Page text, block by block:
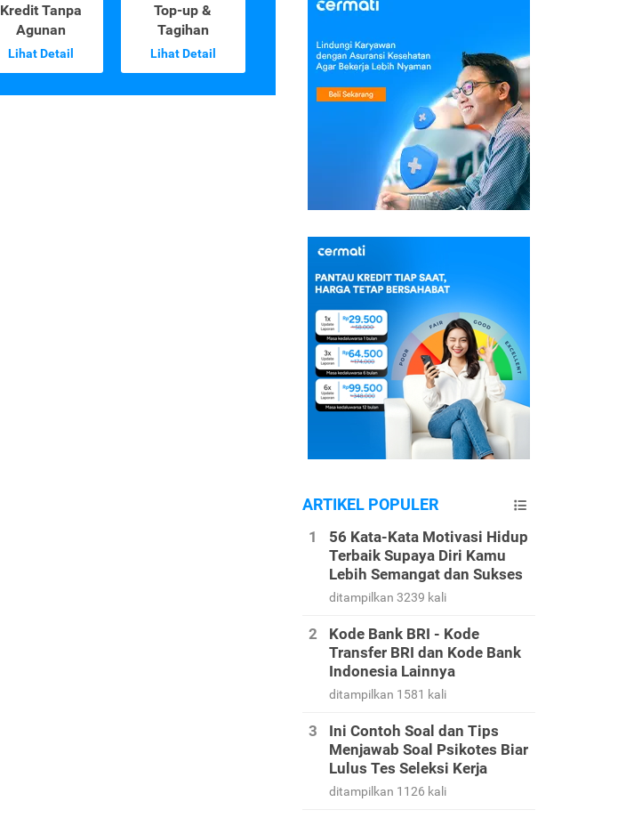
Kredit Tanpa
Agunan
Lihat Detail
Top-up &
Tagihan
Lihat Detail
ARTIKEL POPULER
56 Kata-Kata Motivasi Hidup
Terbaik Supaya Diri Kamu
Lebih Semangat dan Sukses
ditampilkan 3239 kali
Kode Bank BRI - Kode
Transfer BRI dan Kode Bank
Indonesia Lainnya
ditampilkan 1581 kali
Ini Contoh Soal dan Tips
Menjawab Soal Psikotes Biar
Lulus Tes Seleksi Kerja
ditampilkan 1126 kali